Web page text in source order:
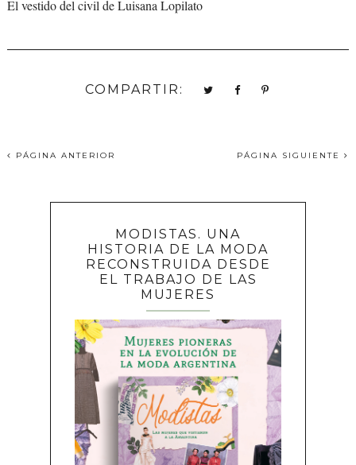
El vestido del civil de Luisana Lopilato
COMPARTIR:
PÁGINA ANTERIOR PÁGINA SIGUIENTE
MODISTAS. UNA
HISTORIA DE LA MODA
RECONSTRUIDA DESDE
EL TRABAJO DE LAS
MUJERES